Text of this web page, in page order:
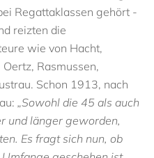
Regattaklassen gehört -
reizten die
wie von Hacht,
Rasmussen,
Schon 1913, nach
„Sowohl die 45 als auch
und länger geworden,
Es fragt sich nun, ob